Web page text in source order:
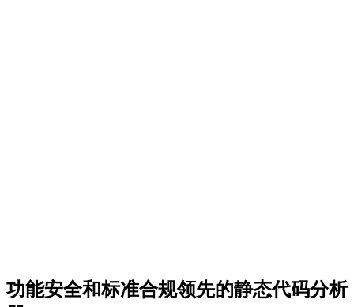
功能安全和标准合规领先的静态代码分析